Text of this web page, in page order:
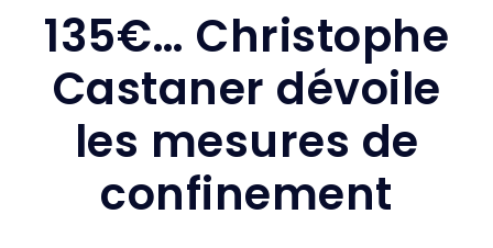
135€… Christophe
Castaner dévoile
les mesures de
confinement